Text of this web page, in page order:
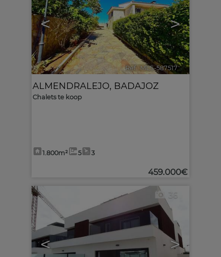
< >
Ref.. MLS-587517 🔗
ALMENDRALEJO, BADAJOZ
Chalets te koop
1.800m² 5 3
459.000€
< >
36